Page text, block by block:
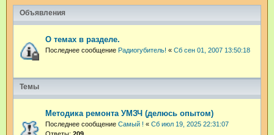
Объявления
О темах в разделе.
Последнее сообщение Радиогубитель! « Сб сен 01, 2007 13:50:18
Темы
Методика ремонта УМЗЧ (делюсь опытом)
Последнее сообщение Самый ! « Сб июл 19, 2025 22:31:07